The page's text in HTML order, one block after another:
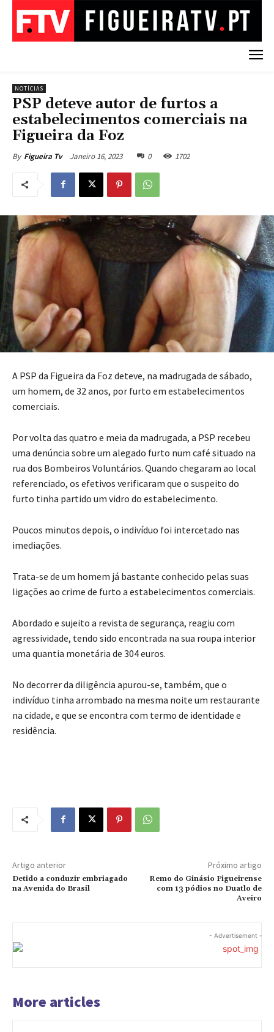
NOTÍCIAS
PSP deteve autor de furtos a
estabelecimentos comerciais na
Figueira da Foz
By Figueira Tv Janeiro 16, 2023 0 1702
A PSP da Figueira da Foz deteve, na madrugada de sábado,
um homem, de 32 anos, por furto em estabelecimentos
comerciais.
Por volta das quatro e meia da madrugada, a PSP recebeu
uma denúncia sobre um alegado furto num café situado na
rua dos Bombeiros Voluntários. Quando chegaram ao local
referenciado, os efetivos verificaram que o suspeito do
furto tinha partido um vidro do estabelecimento.
Poucos minutos depois, o indivíduo foi intercetado nas
imediações.
Trata-se de um homem já bastante conhecido pelas suas
ligações ao crime de furto a estabelecimentos comerciais.
Abordado e sujeito a revista de segurança, reagiu com
agressividade, tendo sido encontrada na sua roupa interior
uma quantia monetária de 304 euros.
No decorrer da diligência apurou-se, também, que o
indivíduo tinha arrombado na mesma noite um restaurante
na cidade, e que se encontra com termo de identidade e
residência.
Artigo anterior
Detido a conduzir embriagado
na Avenida do Brasil
Próximo artigo
Remo do Ginásio Figueirense
com 13 pódios no Duatlo de
Aveiro
- Advertisement -
More articles